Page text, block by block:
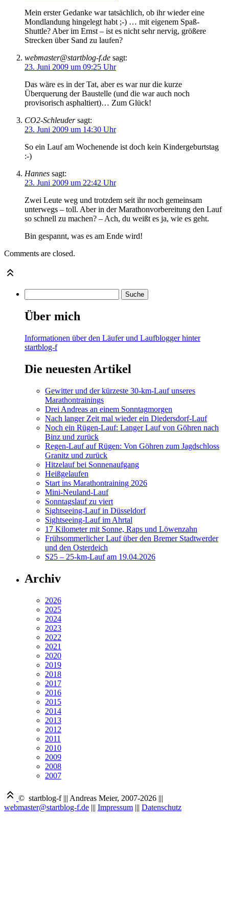
Mein erster Gedanke war tatsächlich, ob ihr wieder eine
Mondlandung hingelegt habt ;-) … mit eigenem Spaß-
Shuttle? Aber im Ernst – ist es nicht sehr nervig, größere
Strecken über Sand zu laufen?
webmaster@startblog-f.de sagt:
23. Juni 2009 um 09:25 Uhr
Das wäre es in der Tat, aber es war nur die kurze
Überquerung der Baustelle (und die war auch noch
provisorisch asphaltiert)… Zum Glück!
CO2-Schleuder sagt:
23. Juni 2009 um 14:30 Uhr
So ein Lauf am Wochenende ist doch kein Kindergeburtstag
:-)
Hannes sagt:
23. Juni 2009 um 22:42 Uhr
Zwei Leute weg und trotzdem seit ihr noch gemeinsam
unterwegs – toll. Aber in der Marathonvorbereitung den Lauf
so schnell zu machen? – Ach, du weißt es ja, wie es geht.
Bin gespannt, was es am Ende wird!
Comments are closed.
Über mich
Informationen über den Läufer und Laufblogger hinter
startblog-f
Die neuesten Artikel
Gewitter und der kürzeste 30-km-Lauf unseres
Marathontrainings
Drei Andreas an einem Sonntagmorgen
Nach langer Zeit mal wieder ein Diedersdorf-Lauf
Noch ein Rügen-Lauf: Langer Lauf von Göhren nach
Binz und zurück
Regen-Lauf auf Rügen: Von Göhren zum Jagdschloss
Granitz und zurück
Hitzelauf bei Sonnenaufgang
Heißgelaufen
Start ins Marathontraining 2026
Mini-Neuland-Lauf
Sonntagslauf zu viert
Sightseeing-Lauf in Düsseldorf
Sightseeing-Lauf im Ahrtal
17 Kilometer mit Sonne, Raps und Löwenzahn
Frühsommerlicher Lauf über den Bremer Stadtwerder
und den Osterdeich
S25 – 25-km-Lauf am 19.04.2026
Archiv
2026
2025
2024
2023
2022
2021
2020
2019
2018
2017
2016
2015
2014
2013
2012
2011
2010
2009
2008
2007
© startblog-f ||| Andreas Meier, 2007-2026 |||
webmaster@startblog-f.de ||| Impressum ||| Datenschutz